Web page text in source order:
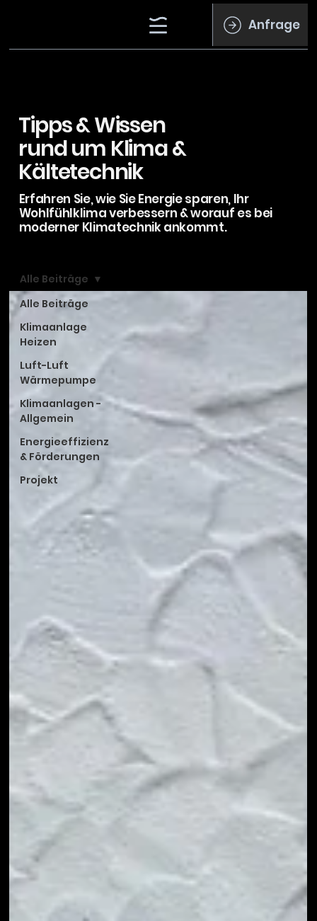
Anfrage
Tipps & Wissen
rund um Klima &
Kältetechnik
Erfahren Sie, wie Sie Energie sparen, Ihr
Wohlfühlklima verbessern & worauf es bei
moderner Klimatechnik ankommt.
Alle Beiträge
Klimaanlage
Heizen
Luft-Luft
Wärmepumpe
Klimaanlagen -
Allgemein
Energieeffizienz
& Förderungen
Projekt
Alle Beiträge